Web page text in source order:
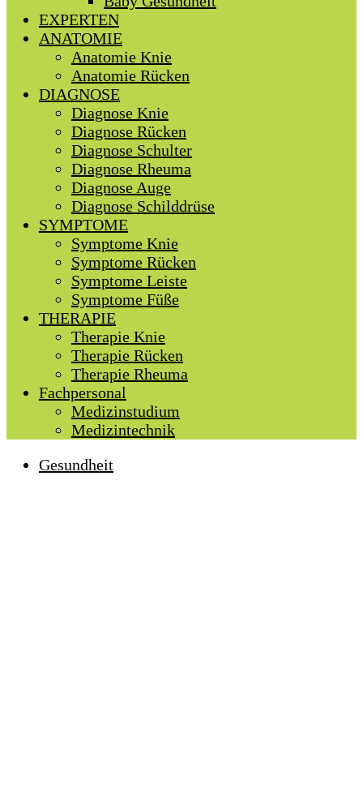
EXPERTEN
ANATOMIE
Anatomie Knie
Anatomie Rücken
DIAGNOSE
Diagnose Knie
Diagnose Rücken
Diagnose Schulter
Diagnose Rheuma
Diagnose Auge
Diagnose Schilddrüse
SYMPTOME
Symptome Knie
Symptome Rücken
Symptome Leiste
Symptome Füße
THERAPIE
Therapie Knie
Therapie Rücken
Therapie Rheuma
Fachpersonal
Medizinstudium
Medizintechnik
Gesundheit